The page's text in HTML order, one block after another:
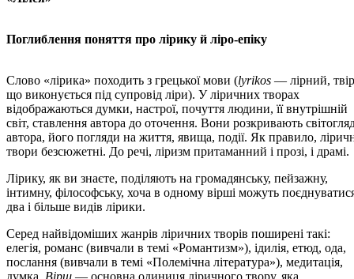
Поглиблення поняття про лірику й ліро-епіку
Слово «лірика» походить з грецької мови (lyrikos — лірний,
що виконується під супровід ліри). У ліричних творах
відображаються думки, настрої, почуття людини, її внутрішній
світ, ставлення автора до оточення. Вони розкривають
автора, його погляди на життя, явища, події. Як правило,
твори безсюжетні. До речі, ліризм притаманний і прозі, і драмі.
Лірику, як ви знаєте, поділяють на громадянську, пейзажну,
інтимну, філософську, хоча в одному вірші можуть
два і більше видів лірики.
Серед найвідоміших жанрів ліричних творів поширені такі:
елегія, романс (вивчали в темі «Романтизм»), ідилія, етюд, ода,
послання (вивчали в темі «Полемічна література»), медитація,
думка. Вірш — основна одиниця ліричного твору, яка